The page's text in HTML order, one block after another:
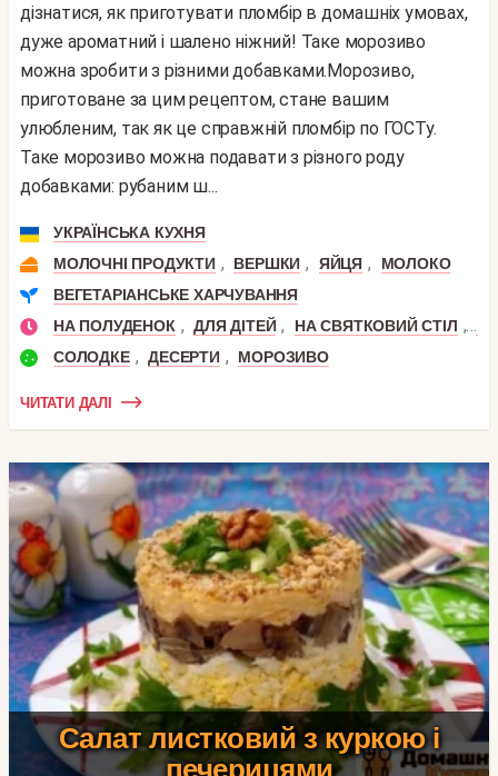
дізнатися, як приготувати пломбір в домашніх умовах,
дуже ароматний і шалено ніжний! Таке морозиво
можна зробити з різними добавками.Морозиво,
приготоване за цим рецептом, стане вашим
улюбленим, так як це справжній пломбір по ГОСТу.
Таке морозиво можна подавати з різного роду
добавками: рубаним ш...
УКРАЇНСЬКА КУХНЯ
МОЛОЧНІ ПРОДУКТИ , ВЕРШКИ , ЯЙЦЯ ,
МОЛОКО
ВЕГЕТАРІАНСЬКЕ ХАРЧУВАННЯ
НА ПОЛУДЕНОК , ДЛЯ ДІТЕЙ , НА СВЯТКОВИЙ СТІЛ ,
СОЛОДКЕ , ДЕСЕРТИ , МОРОЗИВО
ЧИТАТИ ДАЛІ
Салат листковий з куркою і